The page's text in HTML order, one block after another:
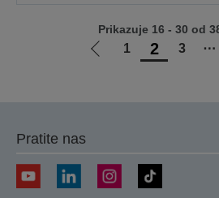
Idi
1 2 3 ⋯
Prikazuje 16 - 30 od
Pratite nas